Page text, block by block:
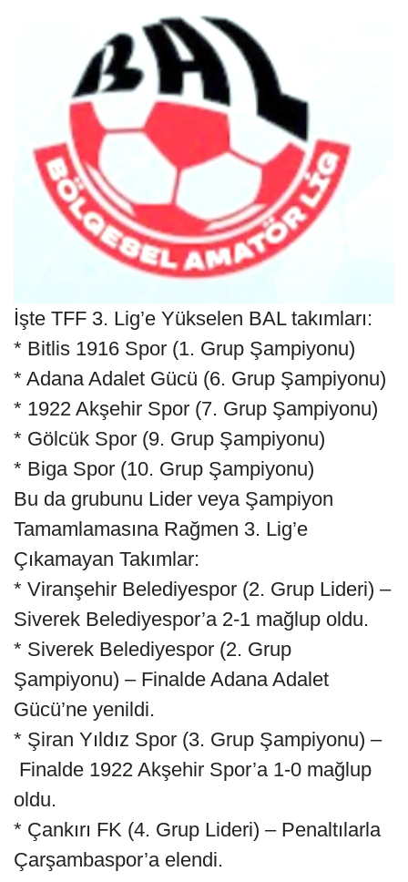
İşte TFF 3. Lig’e Yükselen BAL takımları:
* Bitlis 1916 Spor (1. Grup Şampiyonu)
* Adana Adalet Gücü (6. Grup Şampiyonu)
* 1922 Akşehir Spor (7. Grup Şampiyonu)
* Gölcük Spor (9. Grup Şampiyonu)
* Biga Spor (10. Grup Şampiyonu)
Bu da grubunu Lider veya Şampiyon
Tamamlamasına Rağmen 3. Lig’e
Çıkamayan Takımlar:
* Viranşehir Belediyespor (2. Grup Lideri) –
Siverek Belediyespor’a 2-1 mağlup oldu.
* Siverek Belediyespor (2. Grup
Şampiyonu) – Finalde Adana Adalet
Gücü’ne yenildi.
* Şiran Yıldız Spor (3. Grup Şampiyonu) –
Finalde 1922 Akşehir Spor’a 1-0 mağlup
oldu.
* Çankırı FK (4. Grup Lideri) – Penaltılarla
Çarşambaspor’a elendi.